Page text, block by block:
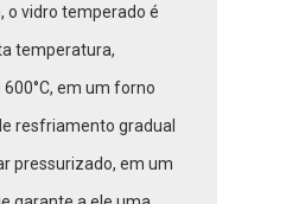
o vidro temperado é
temperatura,
em um forno
resfriamento gradual
pressurizado, em um